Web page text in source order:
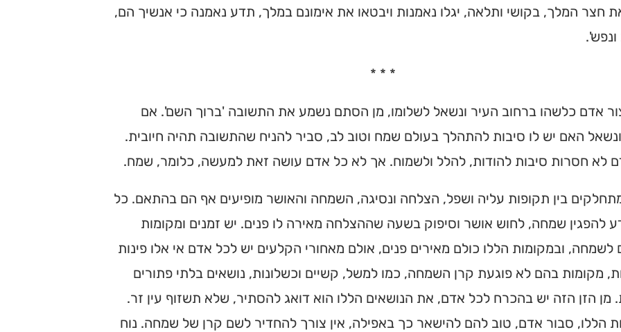
חצר המלך, בקושי ותלאה, יגלו נאמנות ויבטאו את אימונם במלך, תדע נאמנה כי אנשיך הם,
* * *
אדם כלשהו ברחוב העיר ונשאל לשלומו, מן הסתם נשמע את התשובה 'ברוך השם'. אם
האם יש לו סיבות להתהלך בעולם שמח וטוב לב, סביר להניח שהתשובה תהיה חיובית.
לא חסרות סיבות להודות, להלל ולשמוח. אך לא כל אדם עושה זאת למעשה, כלומר, שמח.
בין תקופות עליה ושפל, הצלחה ונסיגה, השמחה והאושר מופיעים אף הם בהתאם. כל
להפגין שמחה, לחוש אושר וסיפוק בשעה שההצלחה מאירה לו פנים. יש זמנים ומקומות
לשמחה, ובמקומות הללו כולם מאירים פנים, אולם מאחורי הקלעים יש לכל אדם אי אלו פינות
מקומות בהם לא פוגעת קרן השמחה, כמו למשל, קשיים וכשלונות, נושאים בלתי פתורים
מן הזן הזה יש בהכרח לכל אדם, את הנושאים הללו הוא דואג להסתיר, שלא תשזוף עין זר.
הללו, סבור אדם, טוב להם להישאר כך באפילה, אין צורך להחדיר לשם קרן של שמחה. נוח